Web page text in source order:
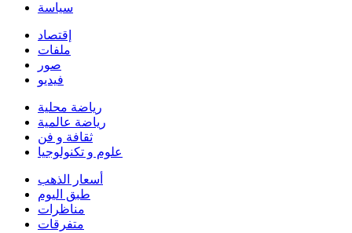
سياسة
إقتصاد
ملفات
صور
فيديو
رياضة محلية
رياضة عالمية
ثقافة و فن
علوم و تكنولوجيا
أسعار الذهب
طبق اليوم
مناظرات
متفرقات